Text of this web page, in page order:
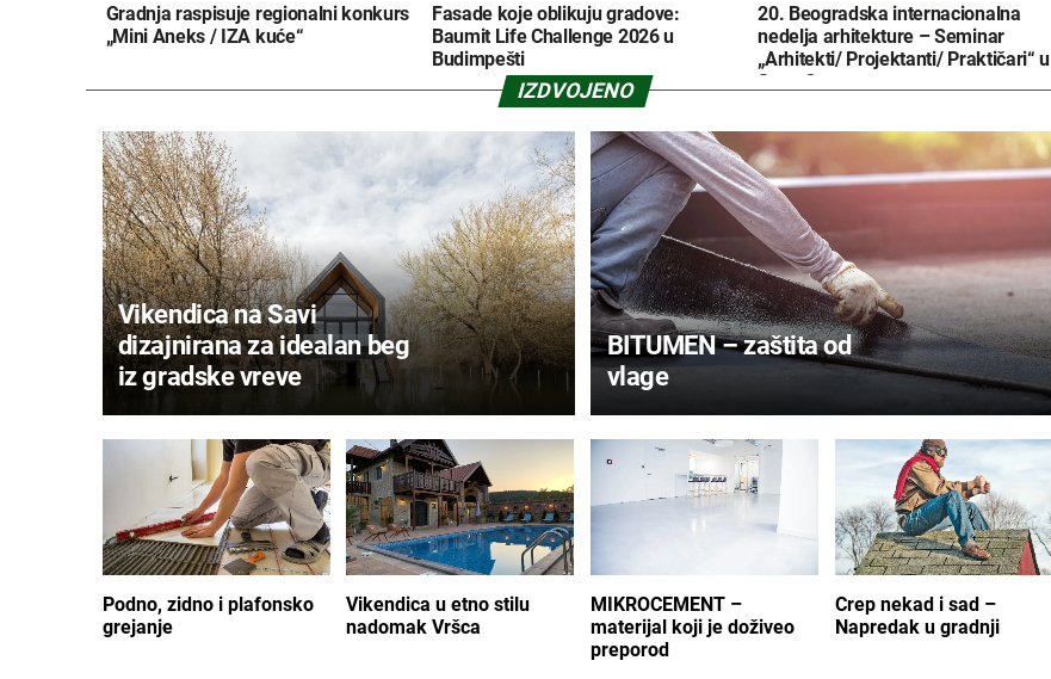
Gradnja raspisuje regionalni konkurs
„Mini Aneks / IZA kuće“
Fasade koje oblikuju gradove:
Baumit Life Challenge 2026 u
Budimpešti
20. Beogradska internacionalna
nedelja arhitekture – Seminar
„Arhitekti/ Projektanti/ Praktičari“ u
Sava Centru
IZDVOJENO
Vikendica na Savi
dizajnirana za idealan beg
iz gradske vreve
BITUMEN – zaštita od
vlage
Podno, zidno i plafonsko
grejanje
Vikendica u etno stilu
nadomak Vršca
MIKROCEMENT –
materijal koji je doživeo
preporod
Crep nekad i sad –
Napredak u gradnji